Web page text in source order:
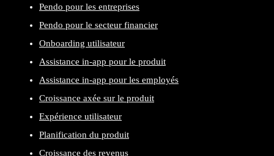
Pendo pour les entreprises
Pendo pour le secteur financier
Onboarding utilisateur
Assistance in-app pour le produit
Assistance in-app pour les employés
Croissance axée sur le produit
Expérience utilisateur
Planification du produit
Croissance des revenus